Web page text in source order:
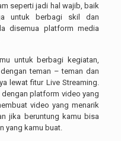
seperti jadi hal wajib, baik
untuk berbagi skil dan
disemua platform media
untuk berbagi kegiatan,
teman – teman dan
lewat fitur Live Streaming.
platform video yang
video yang menarik
jika beruntung kamu bisa
yang kamu buat.